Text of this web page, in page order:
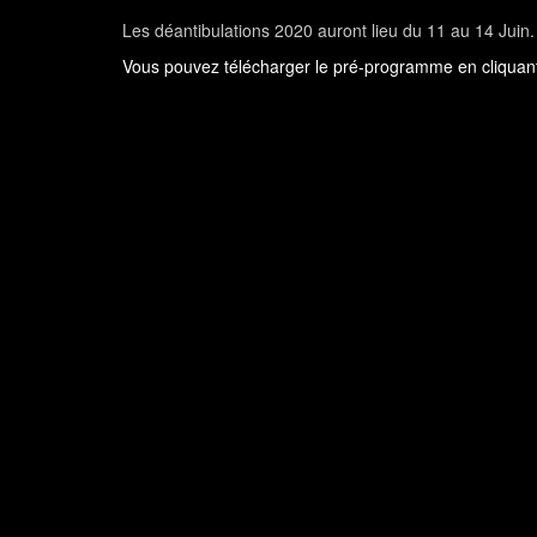
Les déantibulations 2020 auront lieu du 11 au 14 Juin.
Vous pouvez télécharger le pré-programme en